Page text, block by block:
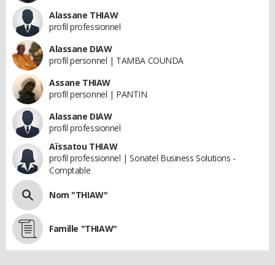
Alassane THIAW
profil professionnel
Alassane DIAW
profil personnel | TAMBA COUNDA
Assane THIAW
profil personnel | PANTIN
Alassane DIAW
profil professionnel
Aïssatou THIAW
profil professionnel | Sonatel Business Solutions -
Comptable
Nom "THIAW"
Famille "THIAW"